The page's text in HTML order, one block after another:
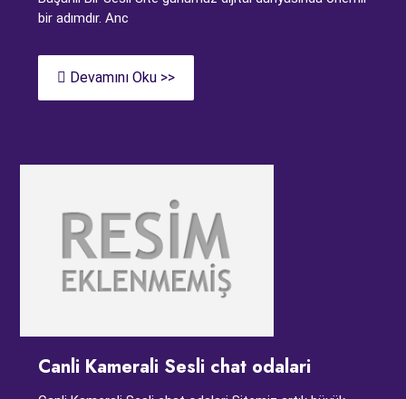
bir adımdır. Anc
Devamını Oku >>
Canli Kamerali Sesli chat odalari